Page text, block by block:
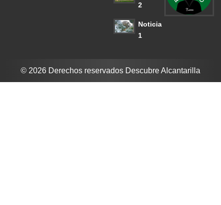
2
Noticia
1
© 2026 Derechos reservados Descubre Alcantarilla